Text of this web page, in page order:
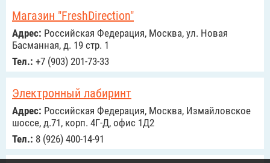
Магазин "FreshDirection"
Адрес: Российcкая Федерация, Москва, ул. Новая
Басманная, д. 19 стр. 1
Тел.: +7 (903) 201-73-33
Электронный лабиринт
Адрес: Российcкая Федерация, Москва, Измайловское
шоссе, д.71, корп. 4Г-Д, офис 1Д2
Тел.: 8 (926) 400-14-91